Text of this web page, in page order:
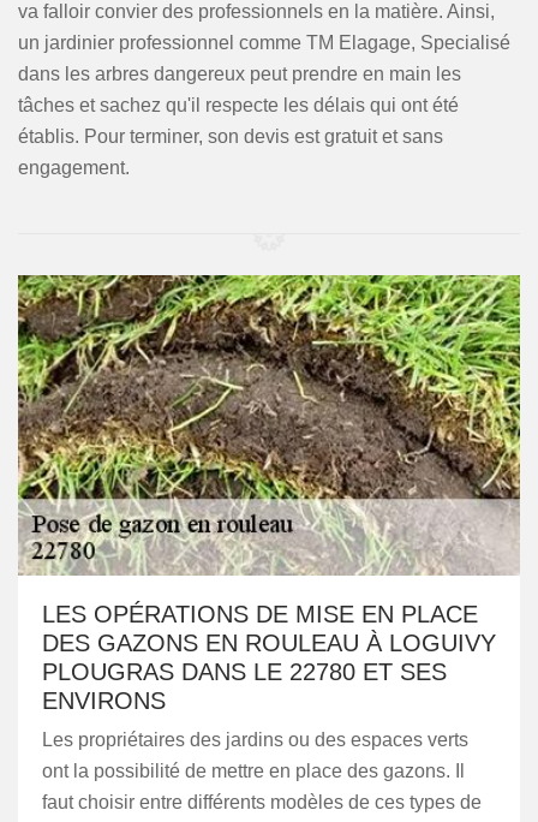
va falloir convier des professionnels en la matière. Ainsi,
un jardinier professionnel comme TM Elagage, Specialisé
dans les arbres dangereux peut prendre en main les
tâches et sachez qu'il respecte les délais qui ont été
établis. Pour terminer, son devis est gratuit et sans
engagement.
LES OPÉRATIONS DE MISE EN PLACE
DES GAZONS EN ROULEAU À LOGUIVY
PLOUGRAS DANS LE 22780 ET SES
ENVIRONS
Les propriétaires des jardins ou des espaces verts
ont la possibilité de mettre en place des gazons. Il
faut choisir entre différents modèles de ces types de